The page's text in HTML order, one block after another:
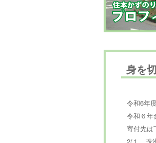
身を
令和6年
令和６
寄付先は